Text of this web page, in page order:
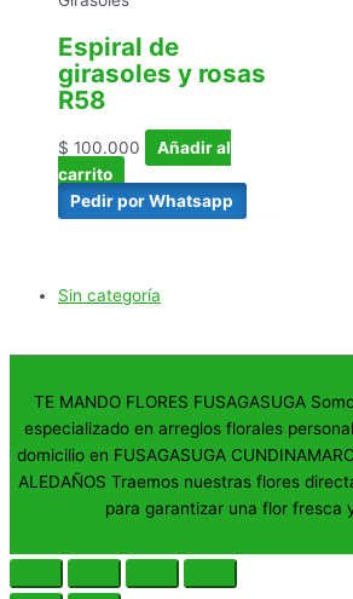
Espiral de
girasoles y rosas
R58
$ 100.000
Añadir al
carrito
Pedir por Whatsapp
Sin categoría
TE MANDO FLORES FUSAGASUGA
especializado en arreglos florales
domicilio en FUSAGASUGA
ALEDAÑOS Traemos nuestras flores
para garantizar una flor fresca